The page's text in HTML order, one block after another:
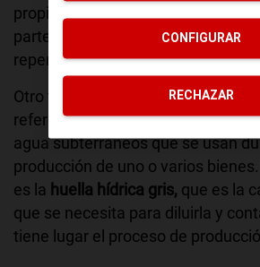
propio planeta. Posteriormente,
parte de procesos naturales que
repercutiendo en el desarrollo de
Otro tipo es la
huella hídrica azul,
referencia al agua que procede de
agua subterráneos que se usan
producción de uno o varios
es la huella hídrica gris, que es la
que se necesita para diluirla y
tiene lugar el proceso de
RECHAZAR
CONFIGURAR